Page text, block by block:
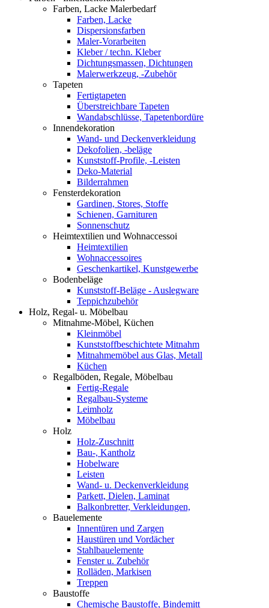
Farben, Lacke Malerbedarf
Farben, Lacke
Dispersionsfarben
Maler-Vorarbeiten
Kleber / techn. Kleber
Dichtungsmassen, Dichtungen
Malerwerkzeug, -Zubehör
Tapeten
Fertigtapeten
Überstreichbare Tapeten
Wandabschlüsse, Tapetenbordüre
Innendekoration
Wand- und Deckenverkleidung
Dekofolien, -beläge
Kunststoff-Profile, -Leisten
Deko-Material
Bilderrahmen
Fensterdekoration
Gardinen, Stores, Stoffe
Schienen, Garnituren
Sonnenschutz
Heimtextilien und Wohnaccessoi
Heimtextilien
Wohnaccessoires
Geschenkartikel, Kunstgewerbe
Bodenbeläge
Kunststoff-Beläge - Auslegware
Teppichzubehör
Holz, Regal- u. Möbelbau
Mitnahme-Möbel, Küchen
Kleinmöbel
Kunststoffbeschichtete Mitnahm
Mitnahmemöbel aus Glas, Metall
Küchen
Regalböden, Regale, Möbelbau
Fertig-Regale
Regalbau-Systeme
Leimholz
Möbelbau
Holz
Holz-Zuschnitt
Bau-, Kantholz
Hobelware
Leisten
Wand- u. Deckenverkleidung
Parkett, Dielen, Laminat
Balkonbretter, Verkleidungen,
Bauelemente
Innentüren und Zargen
Haustüren und Vordächer
Stahlbauelemente
Fenster u. Zubehör
Rolläden, Markisen
Treppen
Baustoffe
Chemische Baustoffe, Bindemitt